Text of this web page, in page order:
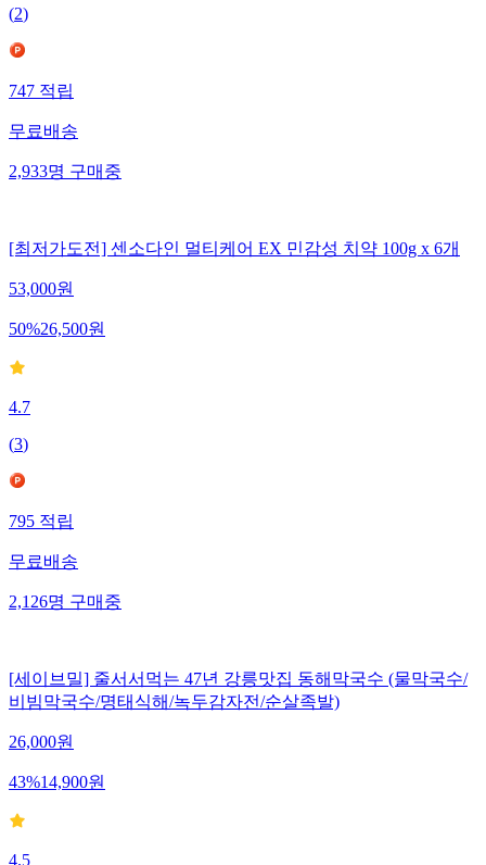
(2)
747적립
무료배송
2,933명구매중
[최저가도전] 센소다인 멀티케어 EX 민감성 치약 100g x 6개
53,000원
50%26,500원
4.7
(3)
795적립
무료배송
2,126명구매중
[세이브밀] 줄서서먹는 47년 강릉맛집 동해막국수 (물막국수/
비빔막국수/명태식해/녹두감자전/순살족발)
26,000원
43%14,900원